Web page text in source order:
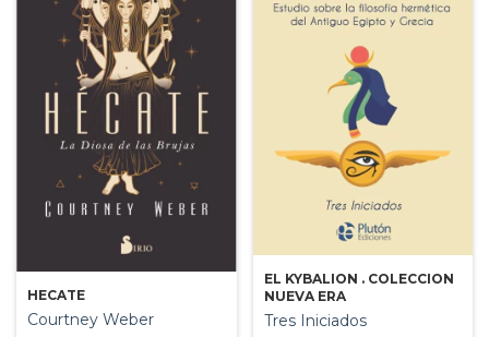
HECATE
Courtney Weber
EL KYBALION . COLECCION
NUEVA ERA
Tres Iniciados